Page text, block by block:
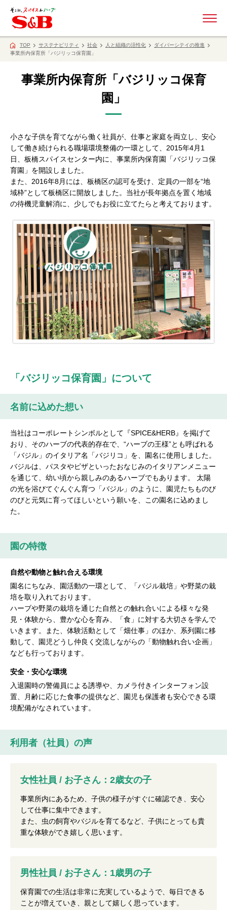
TOP サステナビリティ 社会 人と組織の活性化
ダイバーシテイの推進
事業所内保育所「バジリッコ保育園」
事業所内保育所「バジリッコ保育
園」
小さな子供を育てながら働く社員が、仕事と家庭を両立し、安心
して働き続けられる職場環境整備の一環として、2015年4月1
日、板橋スパイスセンター内に、事業所内保育園「バジリッコ保
育園」を開設しました。
また、2016年8月には、板橋区の認可を受け、定員の一部を“地
域枠”として板橋区に開放しました。当社が長年拠点を置く地域
の待機児童解消に、少しでもお役に立てたらと考えております。
「バジリッコ保育園」について
名前に込めた想い
当社はコーポレートシンボルとして『SPICE&HERB』を掲げて
おり、そのハーブの代表的存在で、“ハーブの王様”とも呼ばれる
「バジル」のイタリア名「バジリコ」を、園名に使用しました。
バジルは、パスタやピザといったおなじみのイタリアンメニュー
を通じて、幼い頃から親しみのあるハーブでもあります。 太陽
の光を浴びてぐんぐん育つ「バジル」のように、園児たちものび
のびと元気に育ってほしいという願いを、この園名に込めまし
た。
園の特徴
自然や動物と触れ合える環境
園名にちなみ、園活動の一環として、「バジル栽培」や野菜の栽
培を取り入れております。
ハーブや野菜の栽培を通じた自然との触れ合いによる様々な発
見・体験から、豊かな心を育み、「食」に対する大切さを学んで
いきます。また、体験活動として「畑仕事」のほか、系列園に移
動して、園児どうし仲良く交流しながらの「動物触れ合い企画」
なども行っております。
安全・安心な環境
入退園時の警備員による誘導や、カメラ付きインターフォン設
置、月齢に応じた食事の提供など、園児も保護者も安心できる環
境配備がなされています。
利用者（社員）の声
女性社員 / お子さん：2歳女の子
事業所内にあるため、子供の様子がすぐに確認でき、安心
して仕事に集中できます。
また、虫の飼育やバジルを育てるなど、子供にとっても貴
重な体験ができ嬉しく思います。
男性社員 / お子さん：1歳男の子
保育園での生活は非常に充実しているようで、毎日できる
ことが増えていき、親として嬉しく思っています。